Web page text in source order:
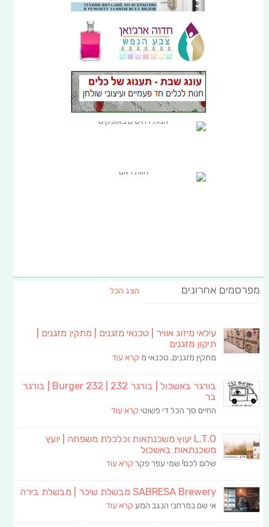
מפרסמים אחרונים הצג הכל
עילאי מיזוג אוויר | טכנאי מזגנים | מתקין מזגנים |
תיקון מזגנים
מתקין מזגנים, טכנאי מ קרא עוד
בורגר באשכול | בורגר 232 | Burger 232 | בורגר
בר
החיים סך הכל די פשוטי קרא עוד
L.T.O יעוץ משכנתאות וכלכלת משפחה | יועץ
משכנתאות באשכול
שלום לכם! שמי עפר פקר קרא עוד
SABRESA Brewery מבשלת שיכר | מבשלת בירה
אי שם במרחבי הנגב המע קרא עוד